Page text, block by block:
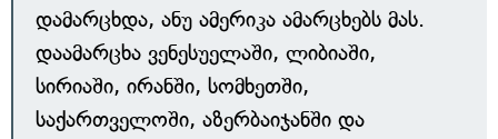
დამარცხდა, ანუ ამერიკა ამარცხებს მას.
დაამარცხა ვენესუელაში, ლიბიაში,
სირიაში, ირანში, სომხეთში,
საქართველოში, აზერბაიჯანში და